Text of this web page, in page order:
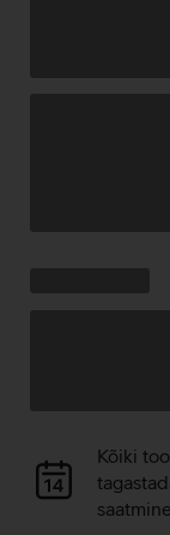
Andmete
laadimine
Kõiki